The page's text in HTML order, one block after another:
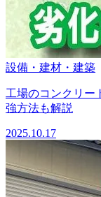
設備・建材・建築
工場のコンクリー
強方法も解説
2025.10.17